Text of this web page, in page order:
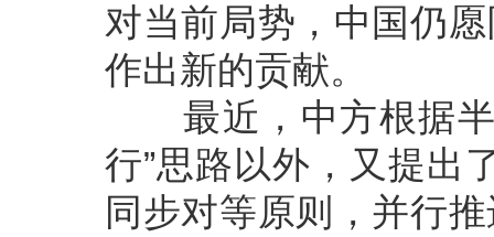
对当前局势，中国仍
作出新的贡献。
最近，中方根据半
行”思路以外，又提出
同步对等原则，并行